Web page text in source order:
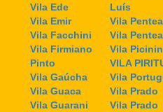
Vila Ede
Vila Emir
Vila Facchini
Vila Firmiano
Pinto
Vila Gaúcha
Vila Guaca
Vila Guarani
Luís
Vila
Vila
Vila Picinin
VILA
Vila
Vila Prado
Vila Prado